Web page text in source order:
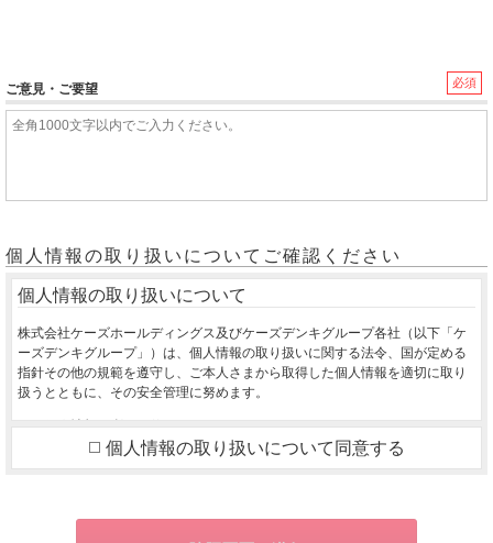
必須
ご意見・ご要望
個人情報の取り扱いについてご確認ください
個人情報の取り扱いについて
株式会社ケーズホールディングス及びケーズデンキグループ各社（以下「ケ
ーズデンキグループ」）は、個人情報の取り扱いに関する法令、国が定める
指針その他の規範を遵守し、ご本人さまから取得した個人情報を適切に取り
扱うとともに、その安全管理に努めます。
１．個人情報の利用目的
ご本人さまから同意をいただいた利用目的の達成に必要な範囲を超えて、取
得した個人情報を利用いたしません。
お取り寄せ商品が入荷した際、お客様にご連絡させていただくため
個人情報の取り扱いについて同意する